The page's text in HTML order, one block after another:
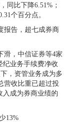
同比下降6.51%；
个百分点。
报告，超七成券商
滑，中信证券等4家
纪业务手续费净收
，资管业务成为多
营收比重已超过投
入成为券商业绩的
13%